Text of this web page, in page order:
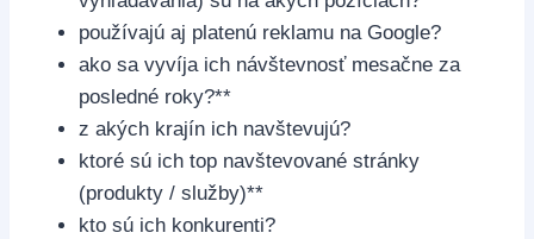
používajú aj platenú reklamu na Google?
ako sa vyvíja ich návštevnosť mesačne za
posledné roky?**
z akých krajín ich navštevujú?
ktoré sú ich top navštevované stránky
(produkty / služby)**
kto sú ich konkurenti?